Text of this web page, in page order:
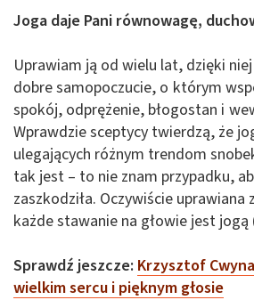
Joga daje Pani równowagę,
Uprawiam ją od wielu lat, dzięki
dobre samopoczucie, o którym
spokój, odprężenie, błogostan i
Wprawdzie sceptycy twierdzą, że
ulegających różnym trendom
tak jest – to nie znam przypadku,
zaszkodziła. Oczywiście
każde stawanie na głowie jest jogą
Sprawdź jeszcze: Krzysztof
wielkim sercu i pięknym głosie